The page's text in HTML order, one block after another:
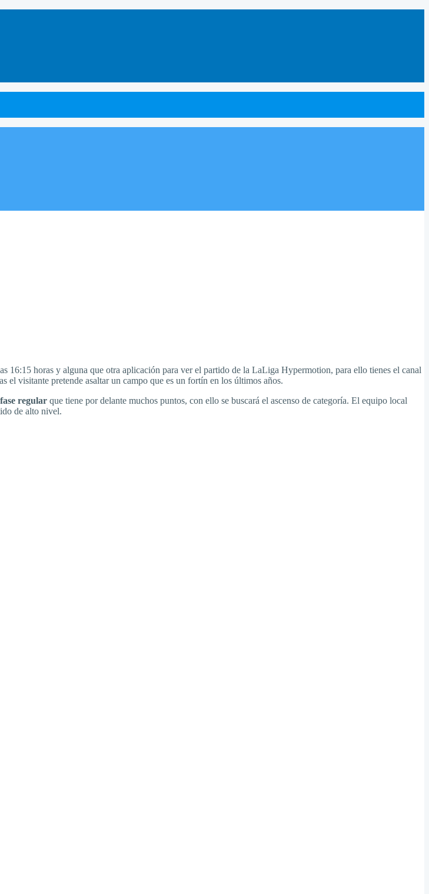
16:15 horas y alguna que otra aplicación para ver el partido de la LaLiga Hypermotion, para ello tienes el canal
el visitante pretende asaltar un campo que es un fortín en los últimos años.
regular que tiene por delante muchos puntos, con ello se buscará el ascenso de categoría. El equipo local
de alto nivel.